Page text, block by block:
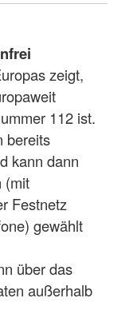
zeigt,
112 ist.
bereits
kann dann
(mit
Festnetz
gewählt
über das
außerhalb